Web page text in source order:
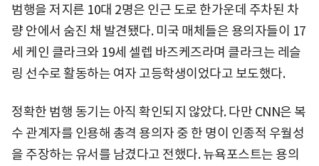
범행을 저지른 10대 2명은 인근 도로 한가운데 주차된 차
량 안에서 숨진 채 발견됐다. 미국 매체들은 용의자들이 17
세 케인 클라크와 19세 셀렙 바즈케즈라며 클라크는 레슬
링 선수로 활동하는 여자 고등학생이었다고 보도했다.
정확한 범행 동기는 아직 확인되지 않았다. 다만 CNN은 복
수 관계자를 인용해 총격 용의자 중 한 명이 인종적 우월성
을 주장하는 유서를 남겼다고 전했다. 뉴욕포스트는 용의